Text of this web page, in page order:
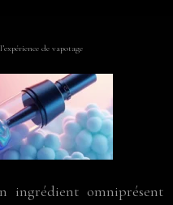
de vapotage
ingrédient omniprésent